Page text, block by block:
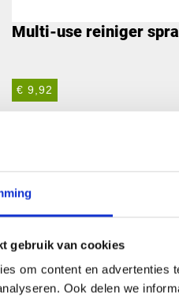
gebruik van cookies
om content en advertenties
Ook delen we
Multi-use reiniger
€ 9,92
plaat
robuustheid en veelzijdigheid.
weerstand tegen